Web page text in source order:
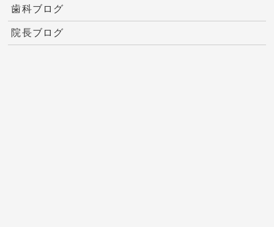
歯科ブログ
院長ブログ